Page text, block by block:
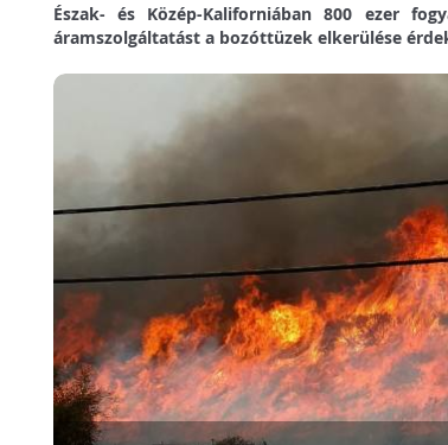
Észak- és Közép-Kaliforniában 800 ezer
áramszolgáltatást a bozóttüzek elkerülése